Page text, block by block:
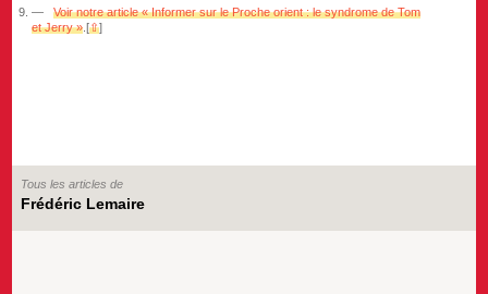
Voir notre article « Informer sur le Proche orient : le syndrome de Tom
et Jerry ».[⇧]
Tous les articles de
Frédéric Lemaire